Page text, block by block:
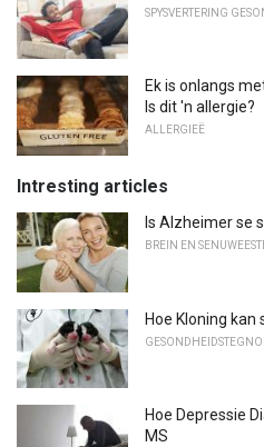
SPYSVERTERING
Ek is onlangs
Is dit 'n allergie?
ALLERGIEË
Intresting articles
Is Alzheimer se
BREIN EN
Hoe Kloning
Hoe Depressie
MS